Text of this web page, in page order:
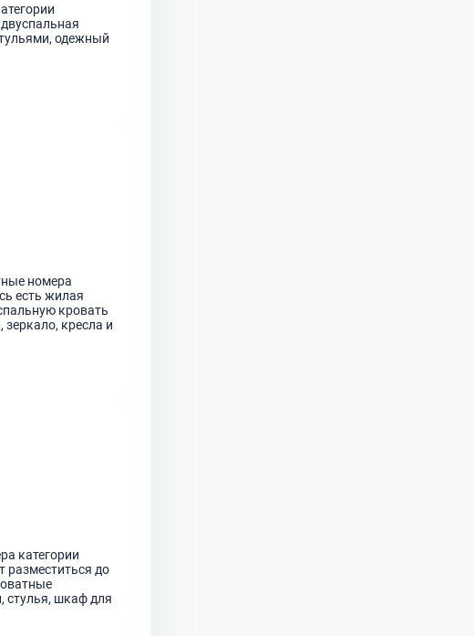
одежный
номера
есть жилая
кровать
кресла и
категории
разместиться до
стулья, шкаф для